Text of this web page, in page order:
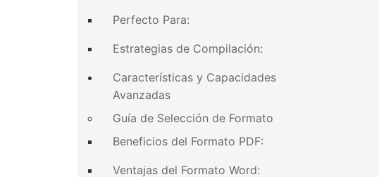
Perfecto Para:
Estrategias de Compilación:
Características y Capacidades
Avanzadas
Guía de Selección de Formato
Beneficios del Formato PDF:
Ventajas del Formato Word: